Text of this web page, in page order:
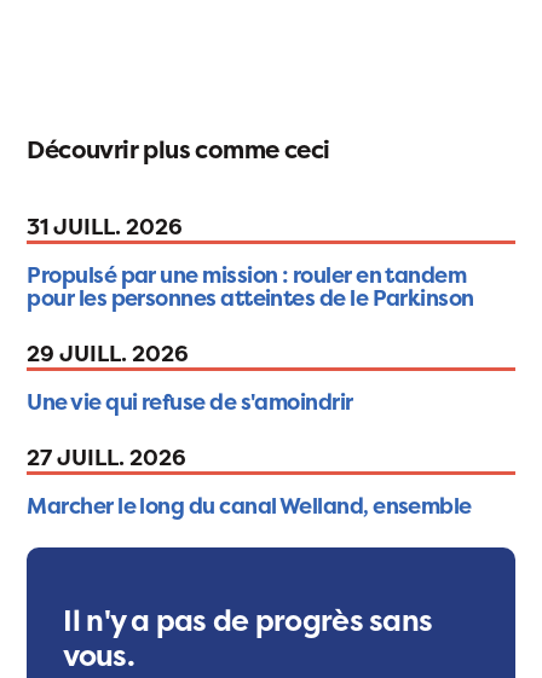
Découvrir plus comme ceci
31 JUILL. 2026
Propulsé par une mission : rouler en tandem
pour les personnes atteintes de le Parkinson
29 JUILL. 2026
Une vie qui refuse de s'amoindrir
27 JUILL. 2026
Marcher le long du canal Welland, ensemble
Il n'y a pas de progrès sans
vous.